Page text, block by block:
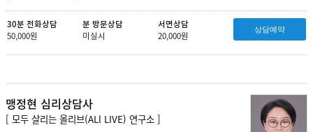
30분 전화상담
50,000원
분 방문상담
미실시
서면상담
20,000원
상담예약
맹정현 심리상담사
[ 모두 살리는 올리브(ALl LIVE) 연구소 ]